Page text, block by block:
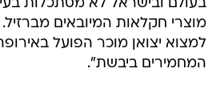
בעולם ובישראל לא מסתכלות
מוצרי חקלאות המיובאים
למצוא יצואן מוכר הפועל
המחמירים ביבשת".